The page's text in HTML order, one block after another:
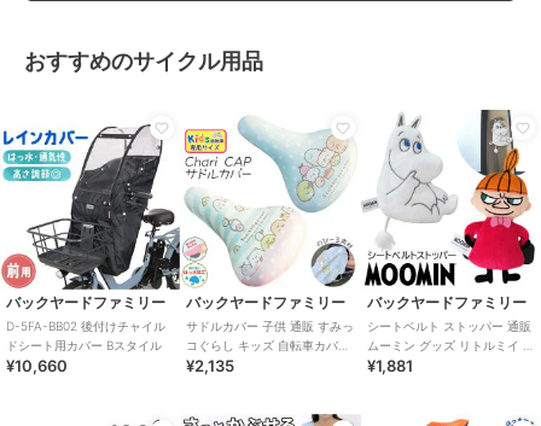
おすすめのサイクル用品
バックヤードファミリー
D-5FA-BB02 後付けチャイル
ドシート用カバー Bスタイル
¥10,660
バックヤードファミリー
サドルカバー 子供 通販 すみっ
コぐらし キッズ 自転車カバー
かわいい 子ども 子供用 女の子
¥2,135
バックヤードファミリー
シートベルト ストッパー 通販
ムーミン グッズ リトルミイ シ
ートベルトカバー カー用品 カ
¥1,881